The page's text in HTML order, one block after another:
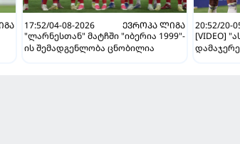
17:52/04-08-2026
ᲔᲕᲠᲝᲞᲐ ᲚᲘᲒᲐ
"ლარნესთან" მატჩში "იბერია 1999"-
ის შემადგენლობა ცნობილია
20:52/20-
[VIDEO]